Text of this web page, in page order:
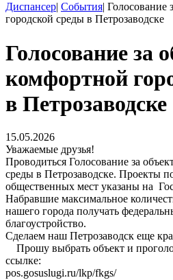
Диспансер| События| Голосование
городской среды в Петрозаводске
Голосование за
комфортной
в Петрозаводске
15.05.2026
Уважаемые друзья!
Проводиться Голосование за
среды в Петрозаводске. Проекты
общественных мест указаны на
Набравшие максимальное
нашего города получать
благоустройство.
Сделаем наш Петрозаводск еще
Прошу выбрать объект и
ссылке:
pos.gosuslugi.ru/lkp/fkgs/